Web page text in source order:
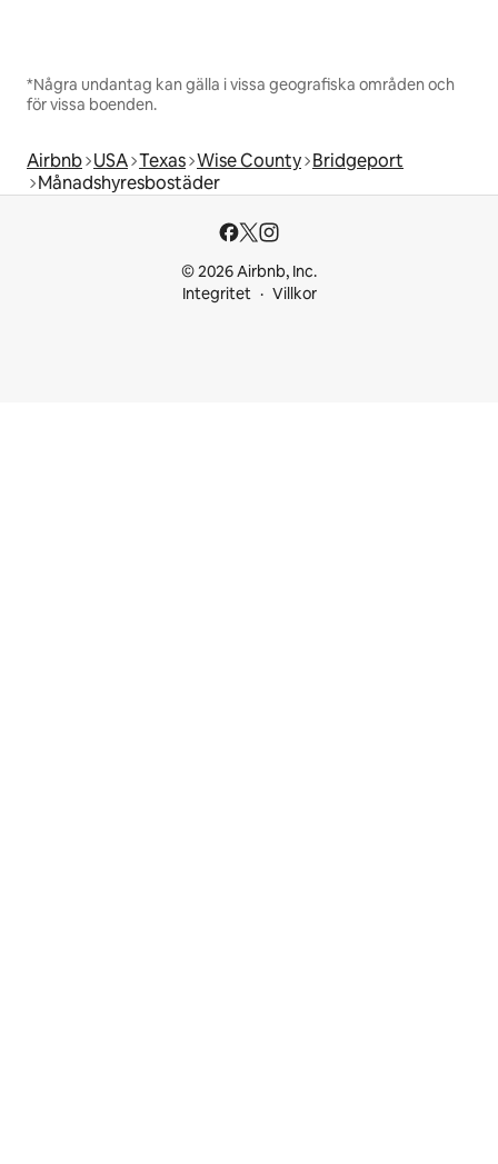
*Några undantag kan gälla i vissa geografiska områden och
för vissa boenden.
Airbnb USA Texas Wise County Bridgeport
Månadshyresbostäder
© 2026 Airbnb, Inc.
Integritet
Villkor